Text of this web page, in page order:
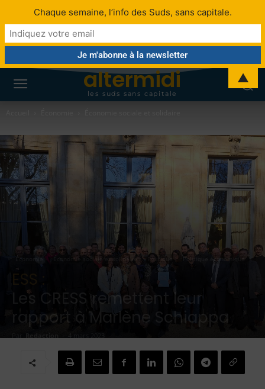
altermidi
les suds sans capitale
Économie Économie sociale et solidaire Politique Politique économique
Les CRESS remettent leur
rapport à Marlène Schiappa
Redaction
Chaque semaine, l’info des Suds, sans capitale.
▲